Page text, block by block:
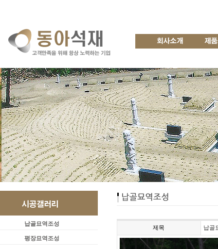
납골묘역조성
평장묘역조성
제목 납골